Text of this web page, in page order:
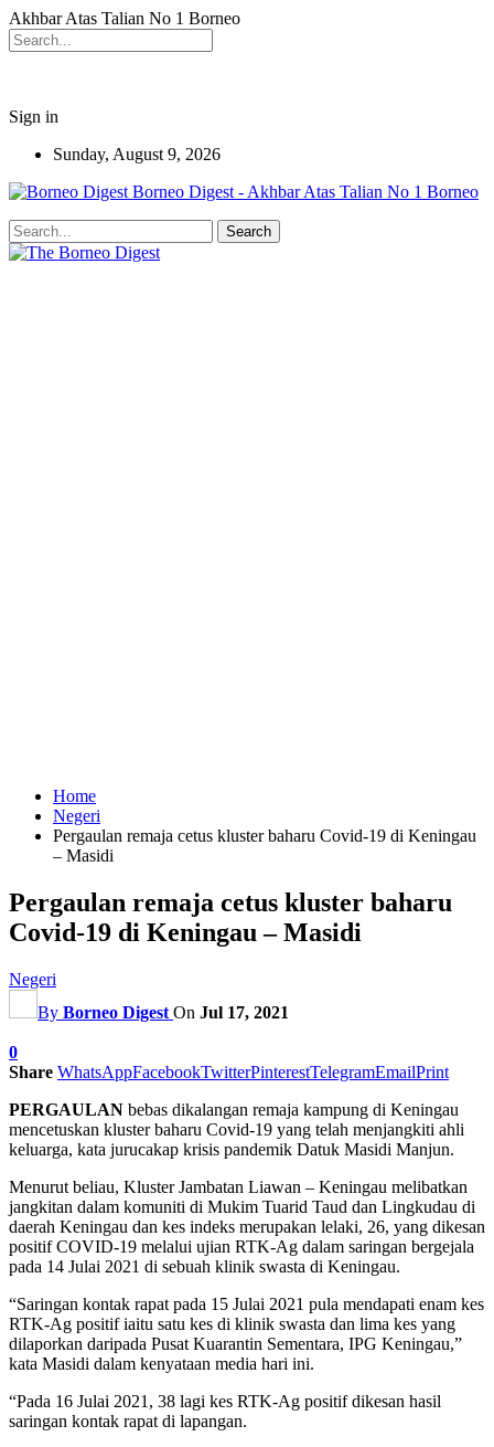
Akhbar Atas Talian No 1 Borneo
Sign in
Sunday, August 9, 2026
Borneo Digest - Akhbar Atas Talian No 1 Borneo
Home
Negeri
Pergaulan remaja cetus kluster baharu Covid-19 di Keningau
– Masidi
Pergaulan remaja cetus kluster baharu
Covid-19 di Keningau – Masidi
Negeri
By Borneo Digest On Jul 17, 2021
0
Share WhatsAppFacebookTwitterPinterestTelegramEmailPrint
PERGAULAN bebas dikalangan remaja kampung di Keningau
mencetuskan kluster baharu Covid-19 yang telah menjangkiti ahli
keluarga, kata jurucakap krisis pandemik Datuk Masidi Manjun.
Menurut beliau, Kluster Jambatan Liawan – Keningau melibatkan
jangkitan dalam komuniti di Mukim Tuarid Taud dan Lingkudau di
daerah Keningau dan kes indeks merupakan lelaki, 26, yang dikesan
positif COVID-19 melalui ujian RTK-Ag dalam saringan bergejala
pada 14 Julai 2021 di sebuah klinik swasta di Keningau.
“Saringan kontak rapat pada 15 Julai 2021 pula mendapati enam kes
RTK-Ag positif iaitu satu kes di klinik swasta dan lima kes yang
dilaporkan daripada Pusat Kuarantin Sementara, IPG Keningau,”
kata Masidi dalam kenyataan media hari ini.
“Pada 16 Julai 2021, 38 lagi kes RTK-Ag positif dikesan hasil
saringan kontak rapat di lapangan.